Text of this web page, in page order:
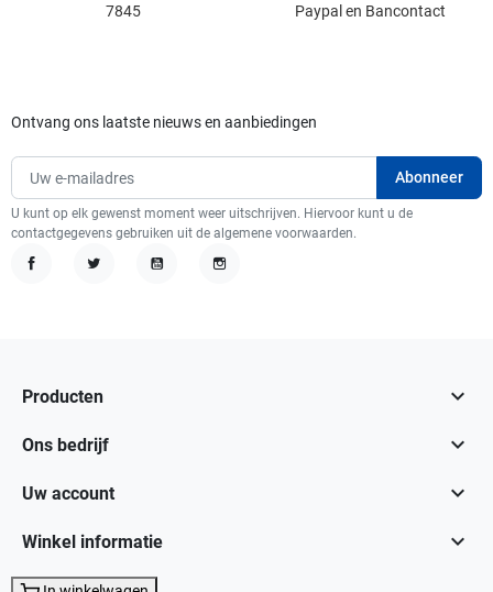
7845
Paypal en Bancontact
Ontvang ons laatste nieuws en aanbiedingen
U kunt op elk gewenst moment weer uitschrijven. Hiervoor kunt u de
contactgegevens gebruiken uit de algemene voorwaarden.
Producten 
Ons bedrijf 
Uw account 
Winkel informatie 